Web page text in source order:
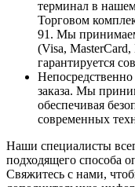
терминал в
Торговом
91. Мы
(Visa,
гарантируется
заказа. Мы
обеспечивая
современных
Наши специалисты
подходящего способа
Свяжитесь с нами,